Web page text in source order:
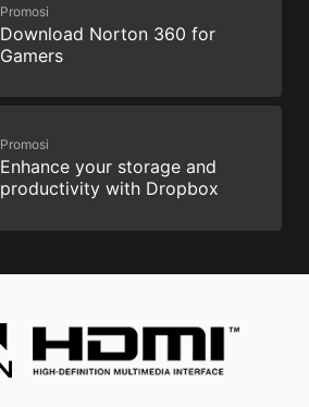
Promosi
Download Norton 360 for
Gamers
Promosi
Enhance your storage and
productivity with Dropbox